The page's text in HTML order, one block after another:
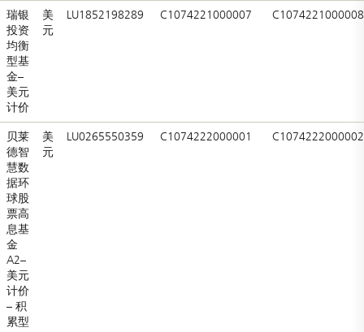
瑞银
投资
均衡
型基
金–
美元
计价
美
元
LU1852198289 C1074221000007 C1074221000008
贝莱
德智
慧数
据环
球股
票高
息基
金
A2–
美元
计价
– 积
累型
美
元
LU0265550359 C1074222000001 C1074222000002